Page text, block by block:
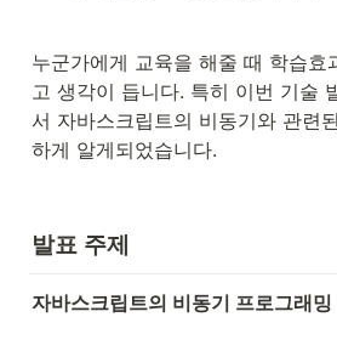
누군가에게 교육을 해줄 때 학습효
고 생각이 듭니다. 특히 이번 기술
서 자바스크립트의 비동기와 관련
하게 알게되었습니다.
발표 주제
자바스크립트의 비동기 프로그래밍